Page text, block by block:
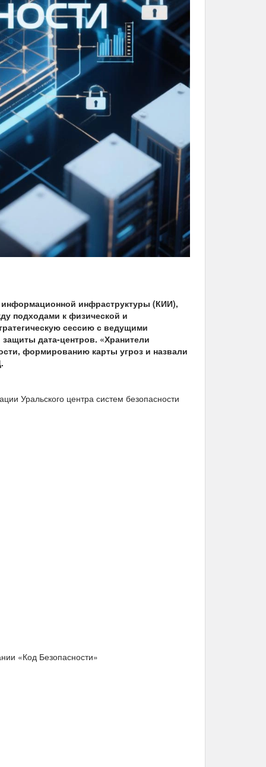
информационной инфраструктуры (КИИ),
подходами к физической и
сессию с ведущими
дата-центров. «Хранители
формированию карты угроз и назвали
Уральского центра систем безопасности
«Код Безопасности»